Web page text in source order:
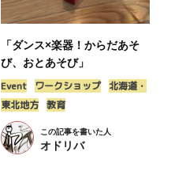
「ダンス×楽器！からだあそ
び、おとあそび」
Event ワークショップ
北海道・
東北地方 教育
この記事を書いた人
オドリバ